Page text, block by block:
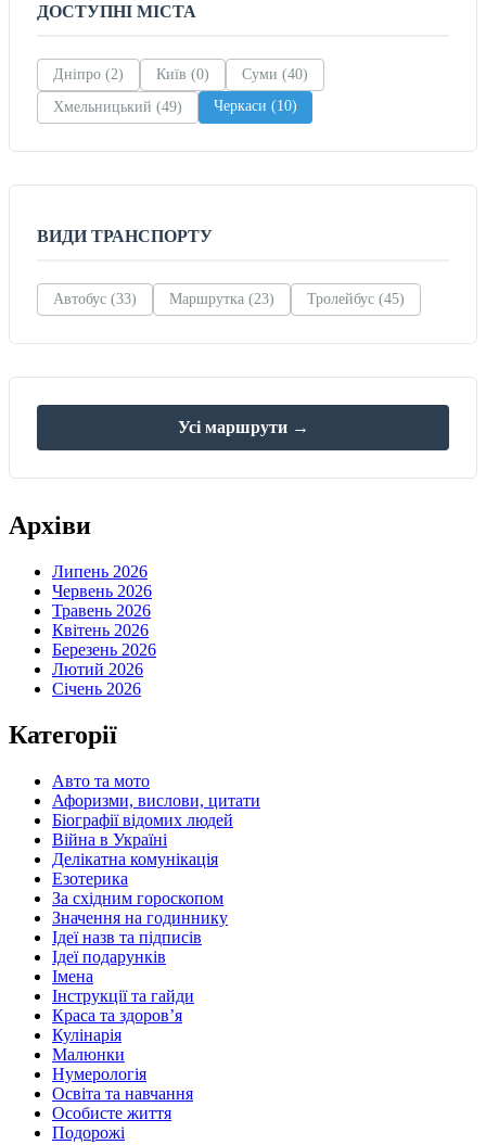
ДОСТУПНІ МІСТА
Дніпро (2) Київ (0)
Суми (40)
Хмельницький (49)
Черкаси (10)
ВИДИ ТРАНСПОРТУ
Автобус (33) Маршрутка (23) Тролейбус (45)
Усі маршрути →
Архіви
Липень 2026
Червень 2026
Травень 2026
Квітень 2026
Березень 2026
Лютий 2026
Січень 2026
Категорії
Авто та мото
Афоризми, вислови, цитати
Біографії відомих людей
Війна в Україні
Делікатна комунікація
Езотерика
За східним гороскопом
Значення на годиннику
Ідеї назв та підписів
Ідеї подарунків
Імена
Інструкції та гайди
Краса та здоровʼя
Кулінарія
Малюнки
Нумерологія
Освіта та навчання
Особисте життя
Подорожі